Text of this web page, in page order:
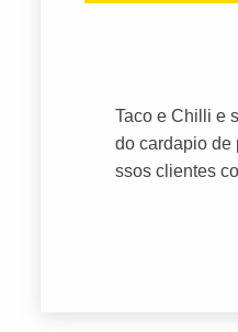
Taco e Chilli e
do cardapio de
ssos clientes